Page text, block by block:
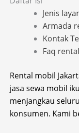
Jenis
Armada
Kontak
Faq
Rental mobil
jasa sewa mobil
menjangkau
konsumen. Kami